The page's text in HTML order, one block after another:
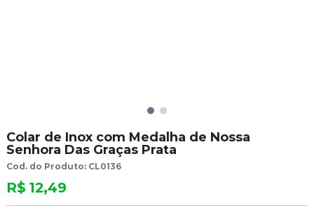
Colar de Inox com Medalha de Nossa
Senhora Das Graças Prata
Cod. do Produto: CL0136
R$ 12,49